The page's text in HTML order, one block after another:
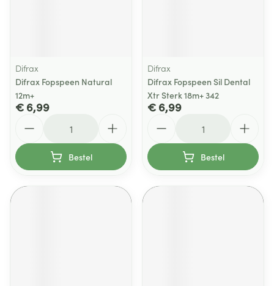
Difrax
Difrax Fopspeen Natural
12m+
€ 6,99
Bestel
Difrax
Difrax Fopspeen Sil Dental
Xtr Sterk 18m+ 342
€ 6,99
Bestel